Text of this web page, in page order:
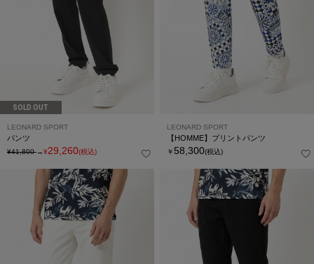
SOLD OUT
LEONARD SPORT
パンツ
¥41,800→¥29,260(税込)
LEONARD SPORT
【HOMME】プリントパンツ
￥ 58,300(税込)